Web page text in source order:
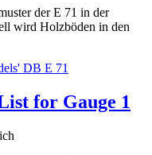
der E 71 in der
wird Holzböden in den
DB E 71
for Gauge 1